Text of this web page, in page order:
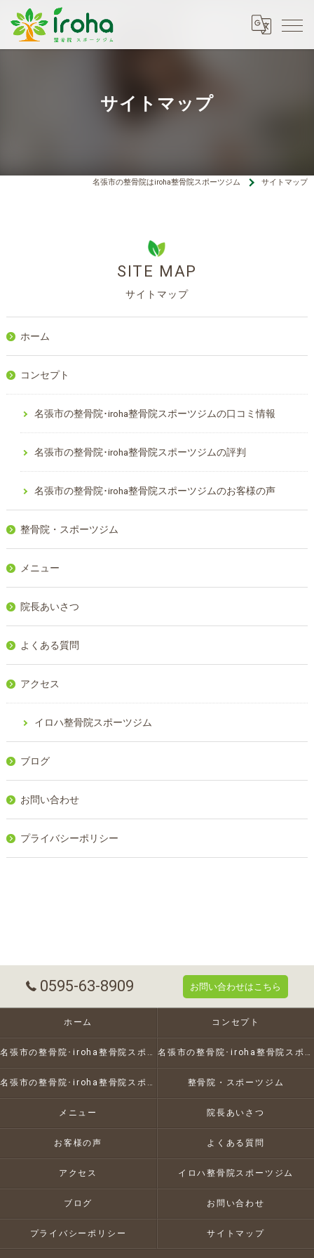
サイトマップ
名張市の整骨院はiroha整骨院スポーツジム サイトマップ
サイトマップ
SITE MAP
ホーム
コンセプト
名張市の整骨院･iroha整骨院スポーツジムの口コミ情報
名張市の整骨院･iroha整骨院スポーツジムの評判
名張市の整骨院･iroha整骨院スポーツジムのお客様の声
整骨院・スポーツジム
メニュー
院長あいさつ
よくある質問
アクセス
イロハ整骨院スポーツジム
ブログ
お問い合わせ
プライバシーポリシー
0595-63-8909 お問い合わせはこちら
ホーム コンセプト
名張市の整骨院･iroha整骨院スポーツジムの口コミ情報 名張市の整骨院･iroha整骨院スポーツジムの評判
名張市の整骨院･iroha整骨院スポーツジムのお客様の声 整骨院・スポーツジム
メニュー 院長あいさつ
お客様の声 よくある質問
アクセス イロハ整骨院スポーツジム
ブログ お問い合わせ
プライバシーポリシー サイトマップ